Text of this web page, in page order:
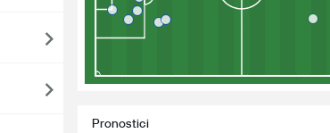
Pronostici